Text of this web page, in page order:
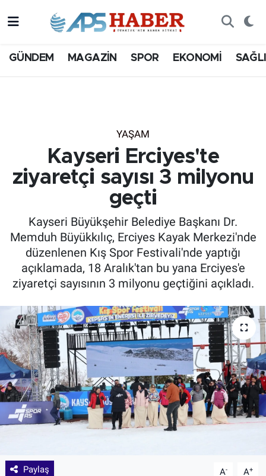
GÜNDEM MAGAZİN SPOR EKONOMİ
YAŞAM
Kayseri Erciyes'te
ziyaretçi sayısı 3 milyonu
geçti
Kayseri Büyükşehir Belediye Başkanı Dr.
Memduh Büyükkılıç, Erciyes Kayak Merkezi'nde
düzenlenen Kış Spor Festivali'nde yaptığı
açıklamada, 18 Aralık'tan bu yana Erciyes'e
ziyaretçi sayısının 3 milyonu geçtiğini açıkladı.
Paylaş A- A+